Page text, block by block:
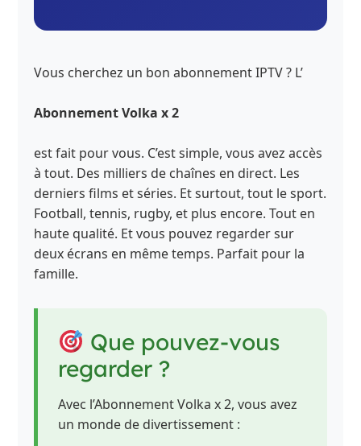
Vous cherchez un bon abonnement IPTV ? L’
Abonnement Volka x 2
est fait pour vous. C’est simple, vous avez accès
à tout. Des milliers de chaînes en direct. Les
derniers films et séries. Et surtout, tout le sport.
Football, tennis, rugby, et plus encore. Tout en
haute qualité. Et vous pouvez regarder sur
deux écrans en même temps. Parfait pour la
famille.
Que pouvez-vous
regarder ?
Avec l’Abonnement Volka x 2, vous avez
un monde de divertissement :